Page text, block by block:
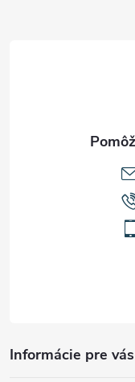
Informácie pre vás